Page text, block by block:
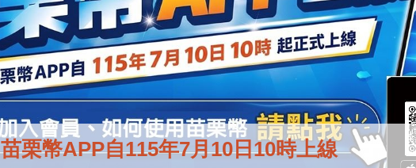
苗栗幣APP自115年7月10日10時上線